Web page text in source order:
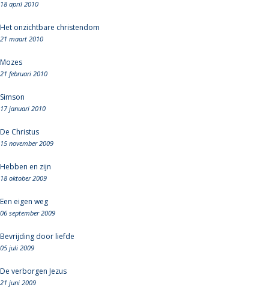
18 april 2010
Het onzichtbare christendom
21 maart 2010
Mozes
21 februari 2010
Simson
17 januari 2010
De Christus
15 november 2009
Hebben en zijn
18 oktober 2009
Een eigen weg
06 september 2009
Bevrijding door liefde
05 juli 2009
De verborgen Jezus
21 juni 2009